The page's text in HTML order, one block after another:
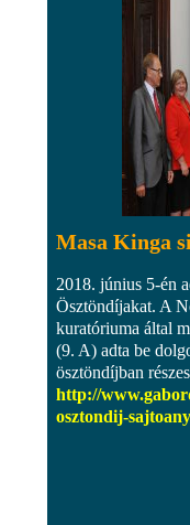
Masa Kinga
2018. június 5-én
Ösztöndíjakat. A
kuratóriuma által
(9. A) adta be
ösztöndíjban
http://
osztondij-